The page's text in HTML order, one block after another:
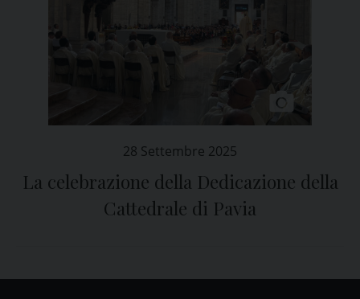
28 Settembre 2025
La celebrazione della Dedicazione della
Cattedrale di Pavia